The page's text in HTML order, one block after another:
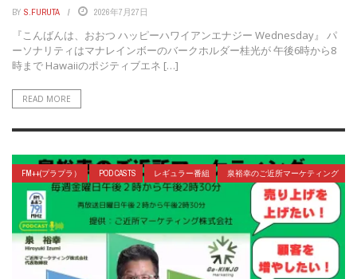
BY S.FURUTA 2026年7月27日
『こんばんは、おおつ ハッピーハワイアンエナジー Wednesday』 パ
ーソナリティはマナレインボーのバークホルダー桂光が 午後6時から8
時まで Hawaiiのポジティブエネ […]
READ MORE
FM++(プラプラ） POD CASTS レギュラー番組 泉裕幸のご近所マーケティング